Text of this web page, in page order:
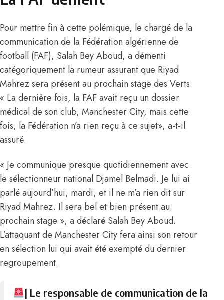
Pour mettre fin à cette polémique, le chargé de la
communication de la Fédération algérienne de
football (FAF), Salah Bey Aboud, a démenti
catégoriquement la rumeur assurant que Riyad
Mahrez sera présent au prochain stage des Verts.
« La dernière fois, la FAF avait reçu un dossier
médical de son club, Manchester City, mais cette
fois, la Fédération n’a rien reçu à ce sujet», a-t-il
assuré.
« Je communique presque quotidiennement avec
le sélectionneur national Djamel Belmadi. Je lui ai
parlé aujourd’hui, mardi, et il ne m’a rien dit sur
Riyad Mahrez. Il sera bel et bien présent au
prochain stage », a déclaré Salah Bey Aboud.
L’attaquant de Manchester City fera ainsi son retour
en sélection lui qui avait été exempté du dernier
regroupement.
| Le responsable de communication de la